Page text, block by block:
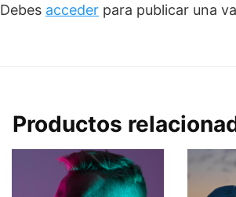
Debes acceder para publicar una
Productos